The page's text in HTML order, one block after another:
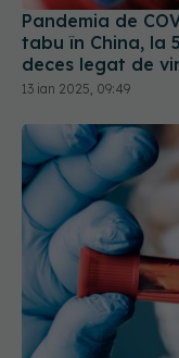
Pandemia de
tabu în China, la
deces legat de
13 ian 2025, 09:49